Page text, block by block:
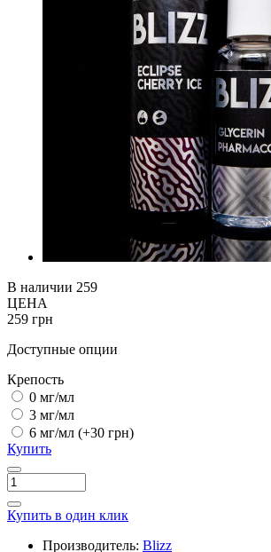
В наличии 259
ЦЕНА
259 грн
Доступные опции
Крепость
0 мг/мл
3 мг/мл
6 мг/мл (+30 грн)
Купить
Купить в один клик
Производитель: Blizz